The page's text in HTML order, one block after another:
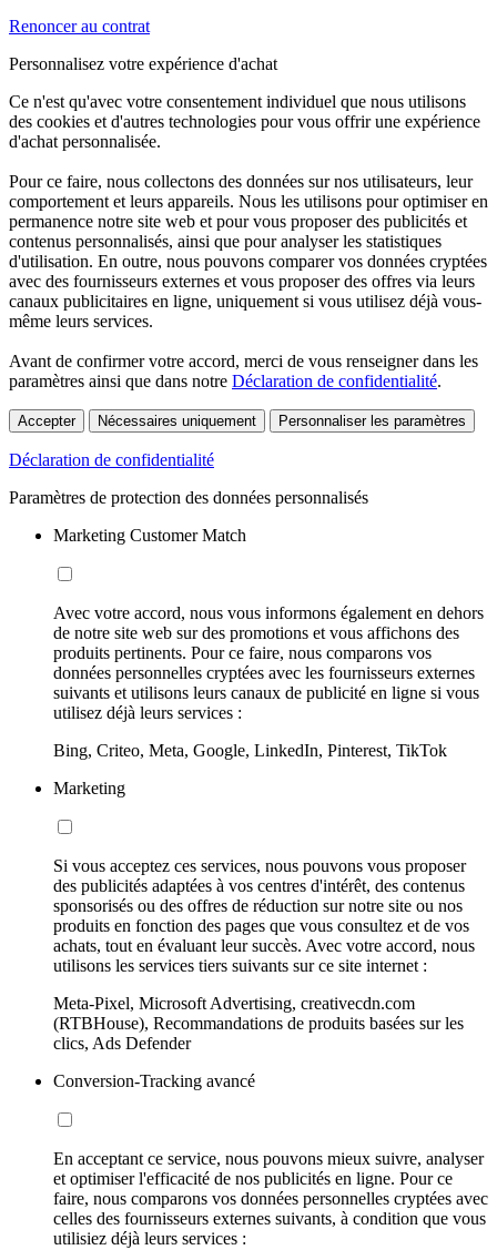
Renoncer au contrat
Personnalisez votre expérience d'achat
Ce n'est qu'avec votre consentement individuel que nous utilisons
des cookies et d'autres technologies pour vous offrir une expérience
d'achat personnalisée.
Pour ce faire, nous collectons des données sur nos utilisateurs, leur
comportement et leurs appareils. Nous les utilisons pour optimiser en
permanence notre site web et pour vous proposer des publicités et
contenus personnalisés, ainsi que pour analyser les statistiques
d'utilisation. En outre, nous pouvons comparer vos données cryptées
avec des fournisseurs externes et vous proposer des offres via leurs
canaux publicitaires en ligne, uniquement si vous utilisez déjà vous-
même leurs services.
Avant de confirmer votre accord, merci de vous renseigner dans les
paramètres ainsi que dans notre Déclaration de confidentialité.
Accepter Nécessaires uniquement Personnaliser les paramètres
Déclaration de confidentialité
Paramètres de protection des données personnalisés
Marketing Customer Match
Avec votre accord, nous vous informons également en dehors
de notre site web sur des promotions et vous affichons des
produits pertinents. Pour ce faire, nous comparons vos
données personnelles cryptées avec les fournisseurs externes
suivants et utilisons leurs canaux de publicité en ligne si vous
utilisez déjà leurs services :
Bing, Criteo, Meta, Google, LinkedIn, Pinterest, TikTok
Marketing
Si vous acceptez ces services, nous pouvons vous proposer
des publicités adaptées à vos centres d'intérêt, des contenus
sponsorisés ou des offres de réduction sur notre site ou nos
produits en fonction des pages que vous consultez et de vos
achats, tout en évaluant leur succès. Avec votre accord, nous
utilisons les services tiers suivants sur ce site internet :
Meta-Pixel, Microsoft Advertising, creativecdn.com
(RTBHouse), Recommandations de produits basées sur les
clics, Ads Defender
Conversion-Tracking avancé
En acceptant ce service, nous pouvons mieux suivre, analyser
et optimiser l'efficacité de nos publicités en ligne. Pour ce
faire, nous comparons vos données personnelles cryptées avec
celles des fournisseurs externes suivants, à condition que vous
utilisiez déjà leurs services :